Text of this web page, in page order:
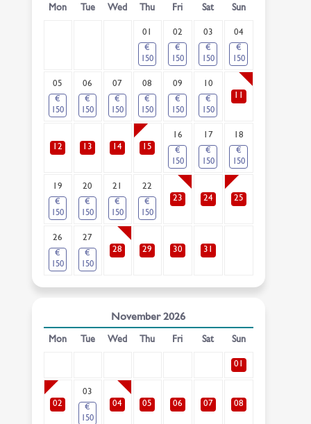
Mon Tue Wed Thu Fri Sat Sun
01
€
150
02
€
150
03
€
150
04
€
150
05
€
150
06
€
150
07
€
150
08
€
150
09
€
150
10
€
150
11
12 13 14 15
16
€
150
17
€
150
18
€
150
19
€
150
20
€
150
21
€
150
22
€
150
23 24 25
26
€
150
27
€
150
28 29 30 31
November 2026
Mon Tue Wed Thu Fri Sat Sun
01
02
03
€
150
04 05 06 07 08